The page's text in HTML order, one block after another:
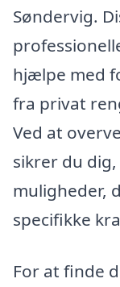
Søndervig.
hjælpe med
fra privat
Ved at
sikrer du
muligheder,
specifikke
For at finde